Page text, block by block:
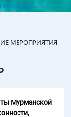
Мурманске
МЕРОПРИЯТИЯ
Мурманской